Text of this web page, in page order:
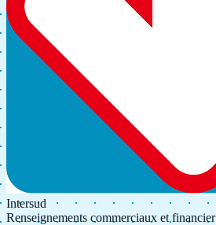
Intersud
Renseignements commerciaux et financier